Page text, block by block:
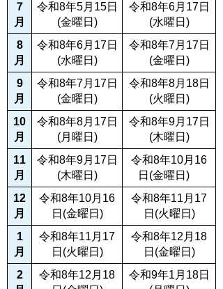
７
月
令和8年5月15日
(金曜日)
令和8年6月17日
(水曜日)
8
月
令和8年6月17日
(水曜日)
令和8年7月17日
(金曜日)
9
月
令和8年7月17日
(金曜日)
令和8年8月18日
(火曜日)
10
月
令和8年8月17日
(月曜日)
令和8年9月17日
(木曜日)
11
月
令和8年9月17日
(木曜日)
令和8年10月16
日(金曜日)
12
月
令和8年10月16
日(金曜日)
令和8年11月17
日(火曜日)
1
月
令和8年11月17
日(火曜日)
令和8年12月18
日(金曜日)
2
令和8年12月18
令和9年1月18日